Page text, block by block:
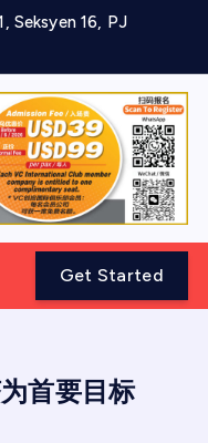
Seksyen 16, PJ
Get Started
首要目标